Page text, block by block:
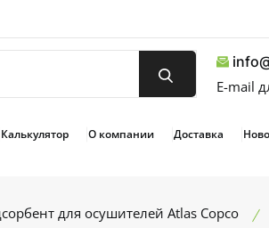
E-mail
Калькулятор О компании Доставка
для осушителей Atlas Copco